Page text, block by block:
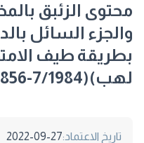
محتوى الزئبق
والجزء السائل
بطريقة طيف
لهب)(ISO 3856-7/1984) (متبناه)
تاريخ الاعتماد:2022-09-27